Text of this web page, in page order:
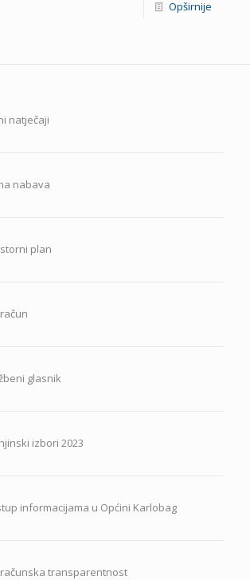
Opširnije
natječaji
nabava
plan
glasnik
izbori 2023
informacijama u Općini Karlobag
transparentnost